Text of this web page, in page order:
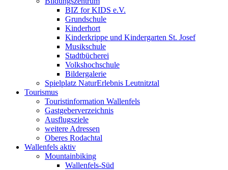
BIZ for KIDS e.V.
Grundschule
Kinderhort
Kinderkrippe und Kindergarten St. Josef
Musikschule
Stadtbücherei
Volkshochschule
Bildergalerie
Spielplatz NaturErlebnis Leutnitztal
Tourismus
Touristinformation Wallenfels
Gastgeberverzeichnis
Ausflugsziele
weitere Adressen
Oberes Rodachtal
Wallenfels aktiv
Mountainbiking
Wallenfels-Süd